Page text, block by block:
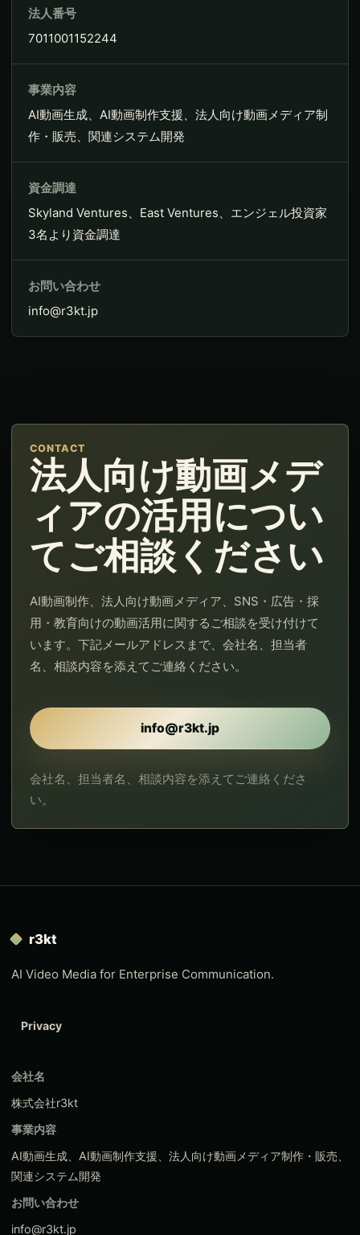
法人番号
7011001152244
事業内容
AI動画生成、AI動画制作支援、法人向け動画メディア制
作・販売、関連システム開発
資金調達
Skyland Ventures、East Ventures、エンジェル投資家
3名より資金調達
お問い合わせ
info@r3kt.jp
CONTACT
法人向け動画メデ
ィアの活用につい
てご相談ください
AI動画制作、法人向け動画メディア、SNS・広告・採
用・教育向けの動画活用に関するご相談を受け付けて
います。下記メールアドレスまで、会社名、担当者
名、相談内容を添えてご連絡ください。
info@r3kt.jp
会社名、担当者名、相談内容を添えてご連絡くださ
い。
r3kt
AI Video Media for Enterprise Communication.
Privacy
会社名
株式会社r3kt
事業内容
AI動画生成、AI動画制作支援、法人向け動画メディア制作・販売、
関連システム開発
お問い合わせ
info@r3kt.jp